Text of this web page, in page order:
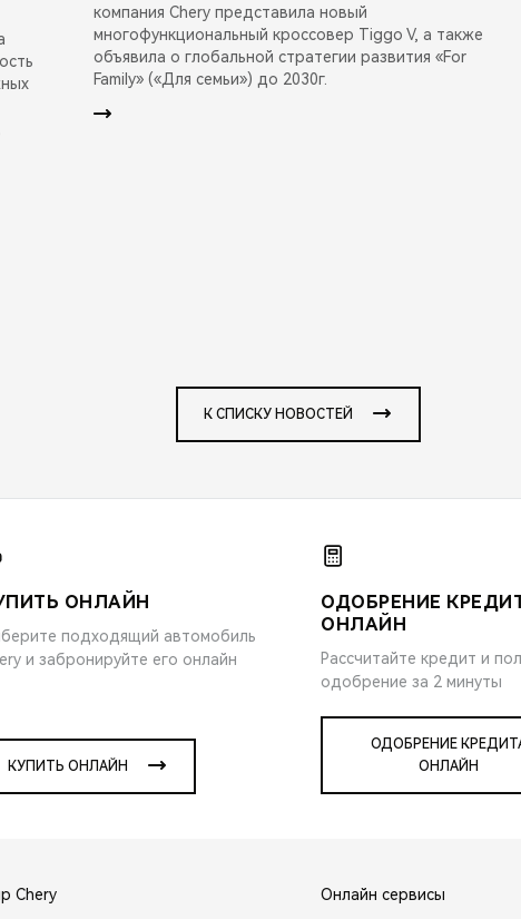
компания Chery представила новый
многофункциональный кроссовер Tiggo V, а также
объявила о глобальной стратегии развития «For
Family» («Для семьи») до 2030г.
К СПИСКУ НОВОСТЕЙ
ОНЛАЙН
подходящий автомобиль
и забронируйте его онлайн
КУПИТЬ ОНЛАЙН
ОДОБРЕНИЕ
ОНЛАЙН
Рассчитайте кредит и
одобрение за 2 минуты
ОДОБРЕНИЕ
ОНЛАЙН
Chery Онлайн сервисы